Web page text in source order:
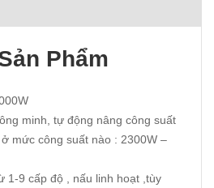
Phẩm
minh, tự động nâng công suất
mức công suất nào : 2300W –
1-9 cấp độ , nấu linh hoạt ,tùy